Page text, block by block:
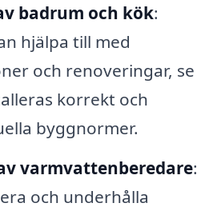
badrum och kök:
hjälpa till med
och renoveringar, se
korrekt och
byggnormer.
varmvattenberedare:
och underhålla